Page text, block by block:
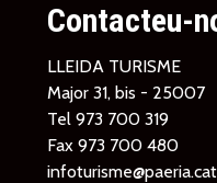
Contacteu-
LLEIDA TURISME
Major 31, bis - 25007
Tel 973 700 319
Fax 973 700 480
infoturisme@paeria.cat